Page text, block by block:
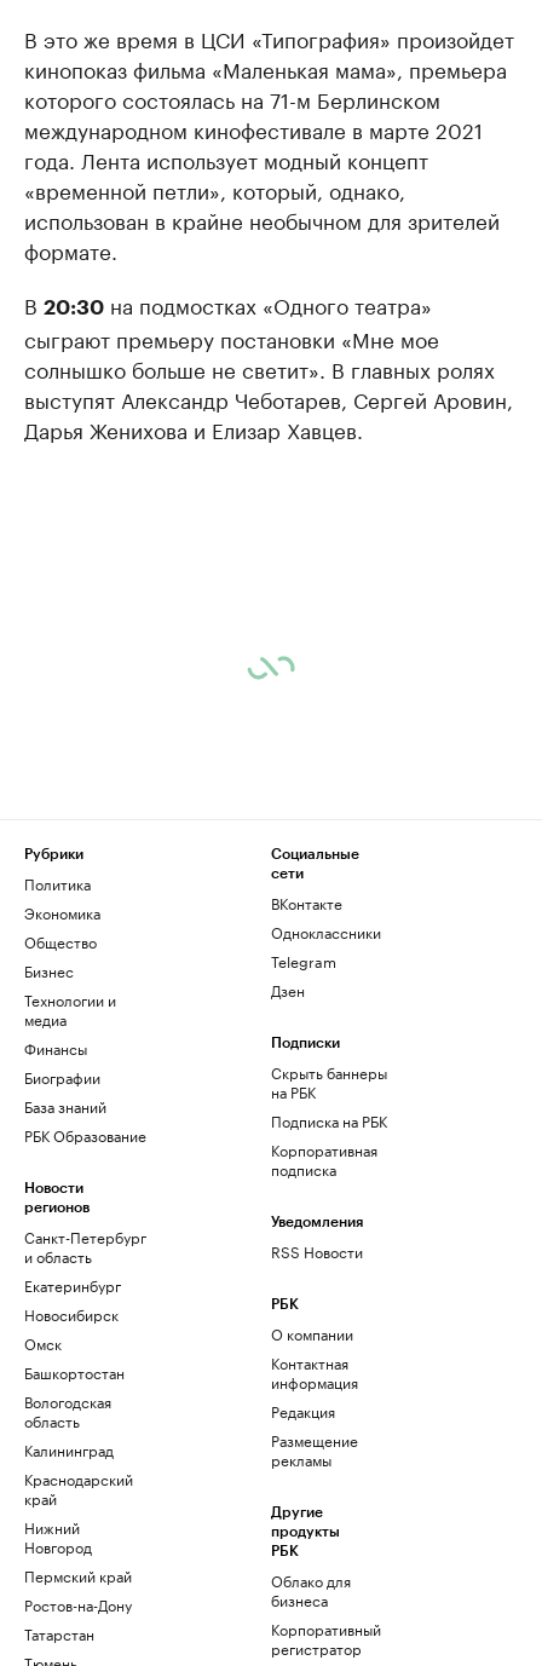
В это же время в ЦСИ «Типография» произойдет
кинопоказ фильма «Маленькая мама», премьера
которого состоялась на 71-м Берлинском
международном кинофестивале в марте 2021
года. Лента использует модный концепт
«временной петли», который, однако,
использован в крайне необычном для зрителей
формате.
В 20:30 на подмостках «Одного театра»
сыграют премьеру постановки «Мне мое
солнышко больше не светит». В главных ролях
выступят Александр Чеботарев, Сергей Аровин,
Дарья Женихова и Елизар Хавцев.
Рубрики
Политика
Экономика
Общество
Бизнес
Технологии и
медиа
Финансы
Биографии
База знаний
РБК Образование
Новости
регионов
Санкт-Петербург
и область
Екатеринбург
Новосибирск
Омск
Башкортостан
Вологодская
область
Калининград
Краснодарский
край
Нижний
Новгород
Пермский край
Ростов-на-Дону
Татарстан
Социальные
сети
ВКонтакте
Одноклассники
Telegram
Дзен
Подписки
Скрыть баннеры
на РБК
Подписка на РБК
Корпоративная
подписка
Уведомления
RSS Новости
РБК
О компании
Контактная
информация
Редакция
Размещение
рекламы
Другие
продукты
РБК
Облако для
бизнеса
Корпоративный
регистратор